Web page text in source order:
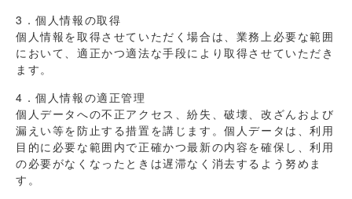
3．個人情報の取得
個人情報を取得させていただく場合は、業務上必要な範囲
において、適正かつ適法な手段により取得させていただき
ます。
4．個人情報の適正管理
個人データへの不正アクセス、紛失、破壊、改ざんおよび
漏えい等を防止する措置を講じます。個人データは、利用
目的に必要な範囲内で正確かつ最新の内容を確保し、利用
の必要がなくなったときは遅滞なく消去するよう努めま
す。